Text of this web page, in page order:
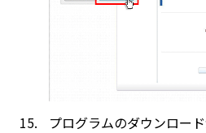
プログラムのダウンロード